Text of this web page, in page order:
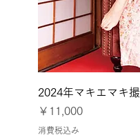
2024年マキエマキ
価格
￥11,000
消費税込み